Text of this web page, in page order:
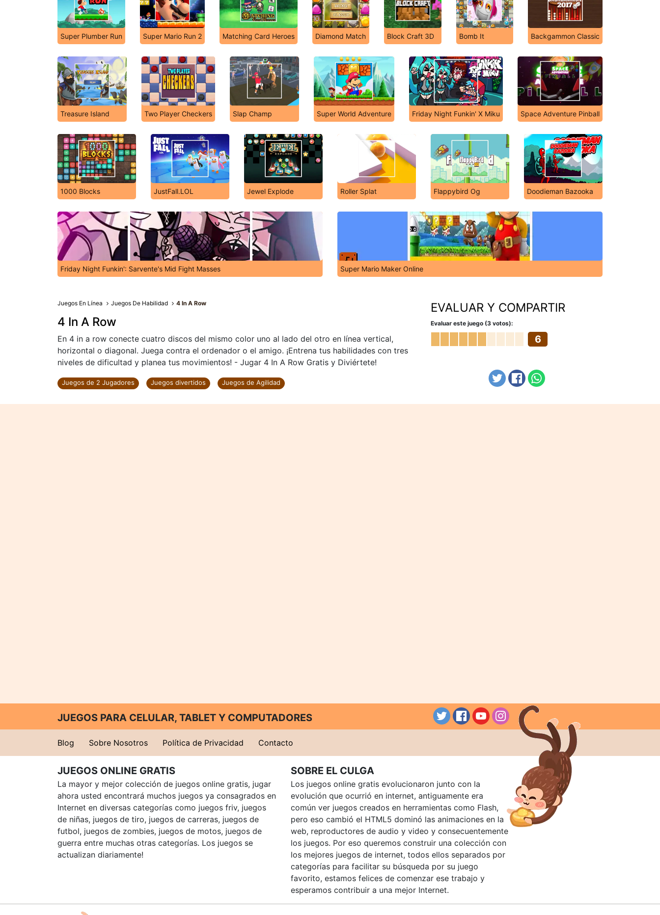
Super Plumber Run Super Mario Run 2 Matching Card Heroes Diamond Match Block Craft 3D Bomb It Backgammon Classic
Treasure Island Two Player Checkers Slap Champ Super World Adventure Friday Night Funkin' X Miku Space Adventure Pinball
1000 Blocks JustFall.LOL Jewel Explode Roller Splat Flappybird Og Doodieman Bazooka
Friday Night Funkin': Sarvente's Mid Fight Masses Super Mario Maker Online
Juegos En Línea Juegos De Habilidad 4 In A Row
4 In A Row
En 4 in a row conecte cuatro discos del mismo color uno al lado del otro en línea vertical,
horizontal o diagonal. Juega contra el ordenador o el amigo. ¡Entrena tus habilidades con tres
niveles de dificultad y planea tus movimientos! - Jugar 4 In A Row Gratis y Diviértete!
Juegos de 2 Jugadores Juegos divertidos Juegos de Agilidad
EVALUAR Y COMPARTIR
Evaluar este juego (3 votos):
6
JUEGOS PARA CELULAR, TABLET Y COMPUTADORES
Blog Sobre Nosotros Política de Privacidad Contacto
JUEGOS ONLINE GRATIS
La mayor y mejor colección de juegos online gratis, jugar
ahora usted encontrará muchos juegos ya consagrados en
Internet en diversas categorías como juegos friv, juegos
de niñas, juegos de tiro, juegos de carreras, juegos de
futbol, juegos de zombies, juegos de motos, juegos de
guerra entre muchas otras categorías. Los juegos se
actualizan diariamente!
SOBRE EL CULGA
Los juegos online gratis evolucionaron junto con la
evolución que ocurrió en internet, antiguamente era
común ver juegos creados en herramientas como Flash,
pero eso cambió el HTML5 dominó las animaciones en la
web, reproductores de audio y video y consecuentemente
los juegos. Por eso queremos construir una colección con
los mejores juegos de internet, todos ellos separados por
categorías para facilitar su búsqueda por su juego
favorito, estamos felices de comenzar ese trabajo y
esperamos contribuir a una mejor Internet.